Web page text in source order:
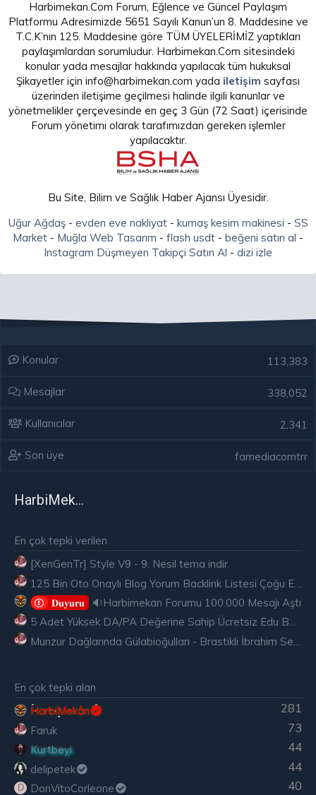
Harbimekan.Com Forum, Eğlence ve Güncel Paylaşım
Platformu Adresimizde 5651 Sayılı Kanun’un 8. Maddesine ve
T.C.K’nın 125. Maddesine göre TÜM ÜYELERİMİZ yaptıkları
paylaşımlardan sorumludur. Harbimekan.Com sitesindeki
konular yada mesajlar hakkında yapılacak tüm hukuksal
Şikayetler için info@harbimekan.com yada iletişim sayfası
üzerinden iletişime geçilmesi halinde ilgili kanunlar ve
yönetmelikler çerçevesinde en geç 3 Gün (72 Saat) içerisinde
Forum yönetimi olarak tarafımızdan gereken işlemler
yapılacaktır.
Bu Site, Bilim ve Sağlık Haber Ajansı Üyesidir.
Uğur Ağdaş- evden eve nakliyat- kumaş kesim makinesi - SS
Market - Muğla Web Tasarım - flash usdt - beğeni satın al -
Instagram Düşmeyen Takipçi Satın Al - dizi izle
Konular 113,383
Mesajlar 338,052
Kullanıcılar 2,341
Son üye famediacomtrr
HarbiMekân
En çok tepki verilen
[XenGenTr] Style V9 - 9. Nesil tema indir
𝐃𝐮𝐲𝐮𝐫𝐮
🔉Harbimekan Forumu 100.000 Mesajı Aştı
5 Adet Yüksek DA/PA Değerine Sahip Ücretsiz Edu Backlink
En çok tepki alan
281
HarbiMekân
73
Faruk
44
Kurtbeyi
44
delipetek
D 40
DonVitoCorleone